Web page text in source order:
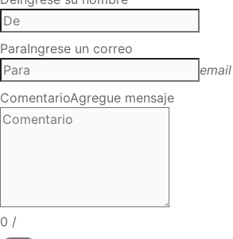
ParaIngrese un correo
email
ComentarioAgregue mensaje
0 /